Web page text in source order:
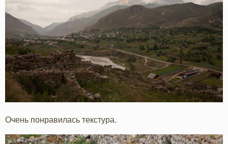
Очень понравилась текстура.